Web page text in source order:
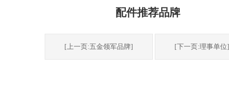
配件推荐品牌
[上一页:五金领军品牌] [下一页:理事单位]